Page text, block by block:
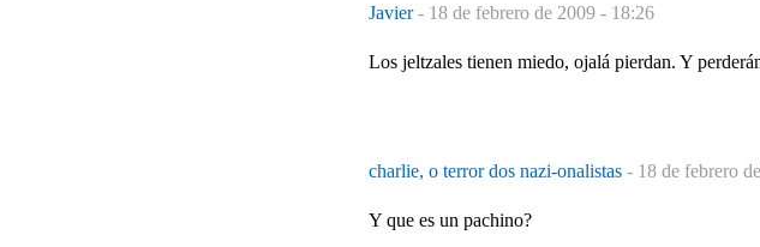
Javier- 18 de febrero de 2009 - 18:26
Los jeltzales tienen miedo, ojalá pierdan. Y
charlie, o terror dos nazi-onalistas - 18 de febrero
Y que es un pachino?